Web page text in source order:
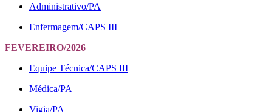
Administrativo/PA
Enfermagem/CAPS III
FEVEREIRO/2026
Equipe Técnica/CAPS III
Médica/PA
Vigia/PA